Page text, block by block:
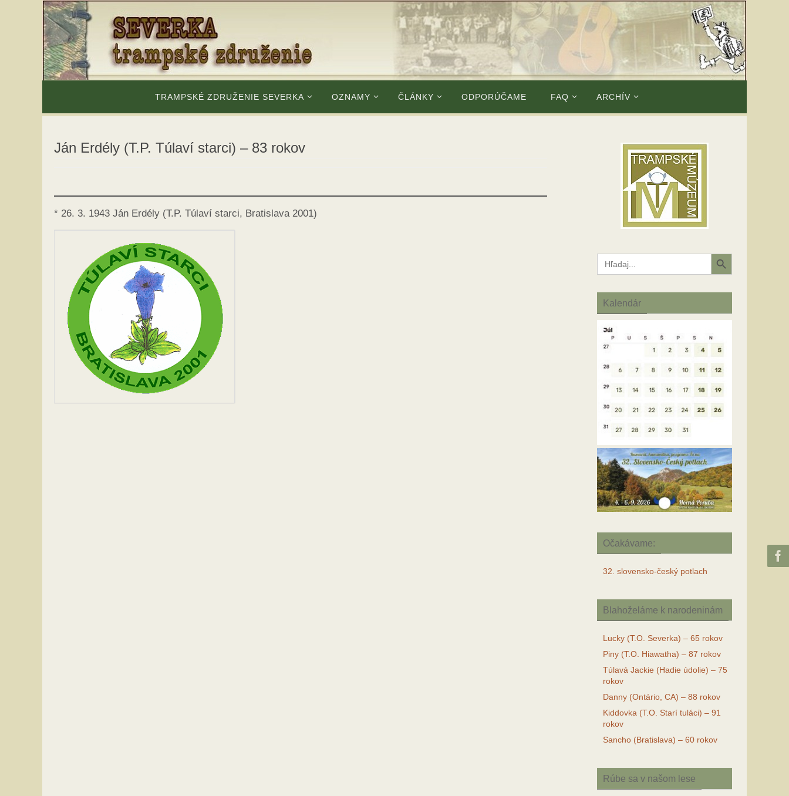
TRAMPSKÉ ZDRUŽENIE SEVERKA OZNAMY ČLÁNKY ODPORÚČAME FAQ ARCHÍV
Ján Erdély (T.P. Túlaví starci) – 83 rokov
* 26. 3. 1943 Ján Erdély (T.P. Túlaví starci, Bratislava 2001)
Search
for:
Search Button
Kalendár
Očakávame:
32. slovensko-český potlach
Blahoželáme k narodeninám
Lucky (T.O. Severka) – 65 rokov
Piny (T.O. Hiawatha) – 87 rokov
Túlavá Jackie (Hadie údolie) – 75
rokov
Danny (Ontário, CA) – 88 rokov
Kiddovka (T.O. Starí tuláci) – 91
rokov
Sancho (Bratislava) – 60 rokov
Rúbe sa v našom lese